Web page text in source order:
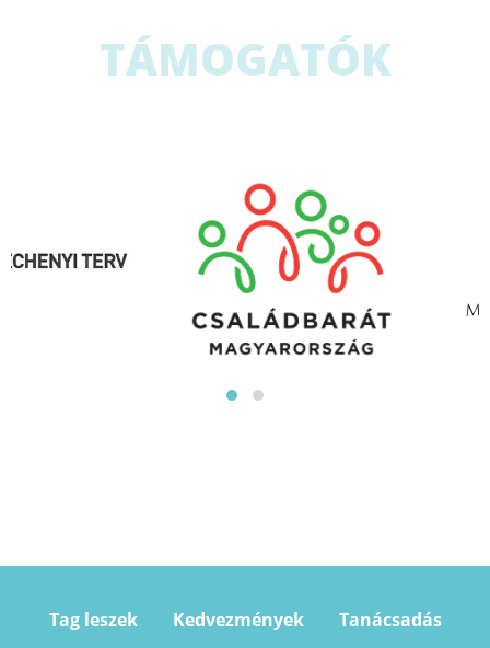
TÁMOGATÓK
Tag leszek Kedvezmények
Tanácsadás